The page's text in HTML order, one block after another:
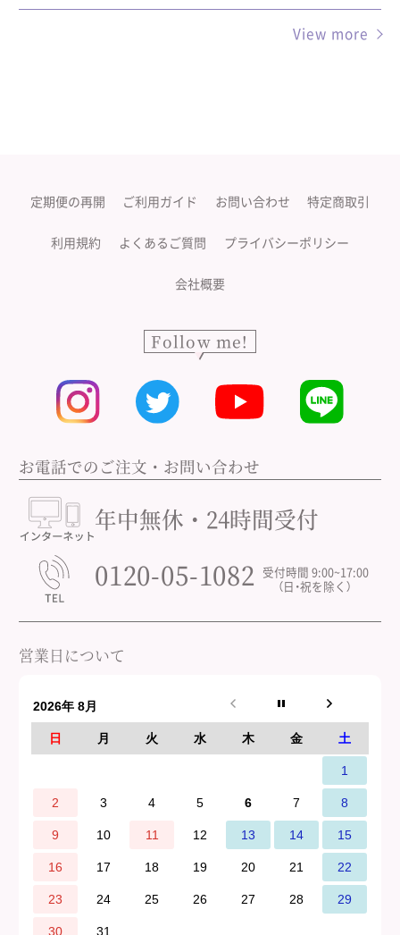
View more
定期便の再開 ご利用ガイド お問い合わせ 特定商取引
利用規約 よくあるご質問 プライバシーポリシー
会社概要
Follow me!
お電話でのご注文・お問い合わせ
年中無休・24時間受付
0120-05-1082 受付時間 9:00~17:00
（日・祝を除く）
営業日について
2026年 8月
日 月 火 水 木 金 土
1
2 3 4 5 6 7 8
9 10 11 12 13 14 15
16 17 18 19 20 21 22
23 24 25 26 27 28 29
30 31